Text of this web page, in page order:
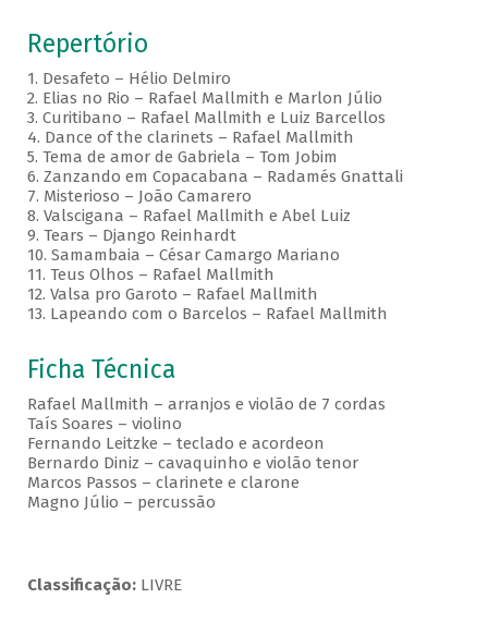
Repertório
1. Desafeto – Hélio Delmiro
2. Elias no Rio – Rafael Mallmith e Marlon Júlio
3. Curitibano – Rafael Mallmith e Luiz Barcellos
4. Dance of the clarinets – Rafael Mallmith
5. Tema de amor de Gabriela – Tom Jobim
6. Zanzando em Copacabana – Radamés Gnattali
7. Misterioso – João Camarero
8. Valscigana – Rafael Mallmith e Abel Luiz
9. Tears – Django Reinhardt
10. Samambaia – César Camargo Mariano
11. Teus Olhos – Rafael Mallmith
12. Valsa pro Garoto – Rafael Mallmith
13. Lapeando com o Barcelos – Rafael Mallmith
Ficha Técnica
Rafael Mallmith – arranjos e violão de 7 cordas
Taís Soares – violino
Fernando Leitzke – teclado e acordeon
Bernardo Diniz – cavaquinho e violão tenor
Marcos Passos – clarinete e clarone
Magno Júlio – percussão
Classificação: LIVRE